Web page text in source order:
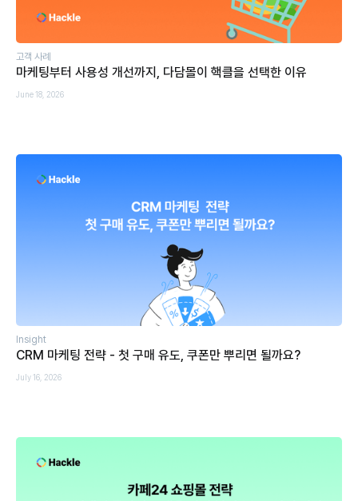
고객 사례
마케팅부터 사용성 개선까지, 다담몰이 핵클을 선택한 이유
June 18, 2026
Insight
CRM 마케팅 전략 - 첫 구매 유도, 쿠폰만 뿌리면 될까요?
July 16, 2026